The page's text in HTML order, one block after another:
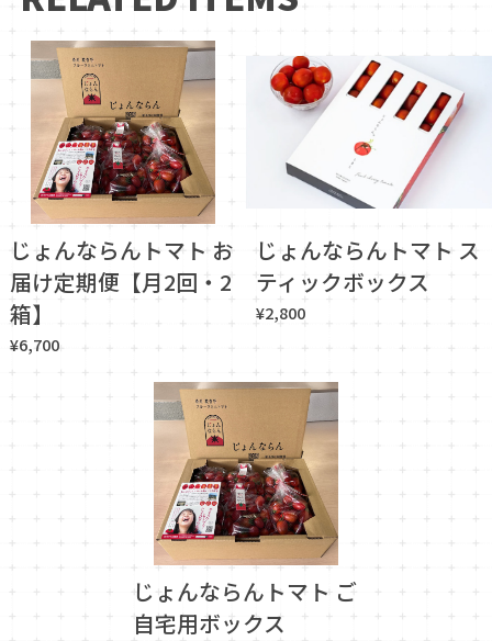
じょんならんトマト お
届け定期便【月2回・2
箱】
¥6,700
じょんならんトマト ス
ティックボックス
¥2,800
じょんならんトマト ご
自宅用ボックス